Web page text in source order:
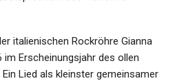
italienischen Rockröhre Gianna
im Erscheinungsjahr des ollen
Lied als kleinster gemeinsamer